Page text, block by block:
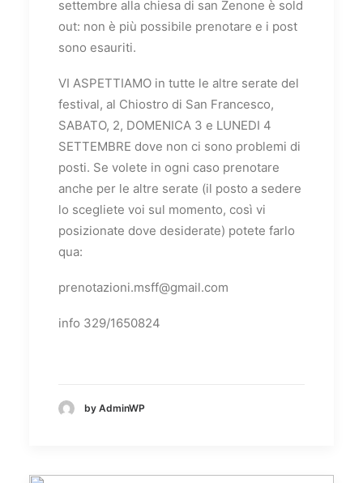
settembre alla chiesa di san Zenone è sold
out: non è più possibile prenotare e i post
sono esauriti.
VI ASPETTIAMO in tutte le altre serate del
festival, al Chiostro di San Francesco,
SABATO, 2, DOMENICA 3 e LUNEDI 4
SETTEMBRE dove non ci sono problemi di
posti. Se volete in ogni caso prenotare
anche per le altre serate (il posto a sedere
lo scegliete voi sul momento, così vi
posizionate dove desiderate) potete farlo
qua:
prenotazioni.msff@gmail.com
info 329/1650824
by AdminWP